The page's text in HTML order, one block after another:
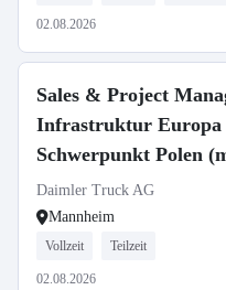
02.08.2026
Sales & Project
Infrastruktur
Schwerpunkt Polen
deutschlandweit hybrid
Daimler Truck AG
Mannheim
Vollzeit Teilzeit
02.08.2026